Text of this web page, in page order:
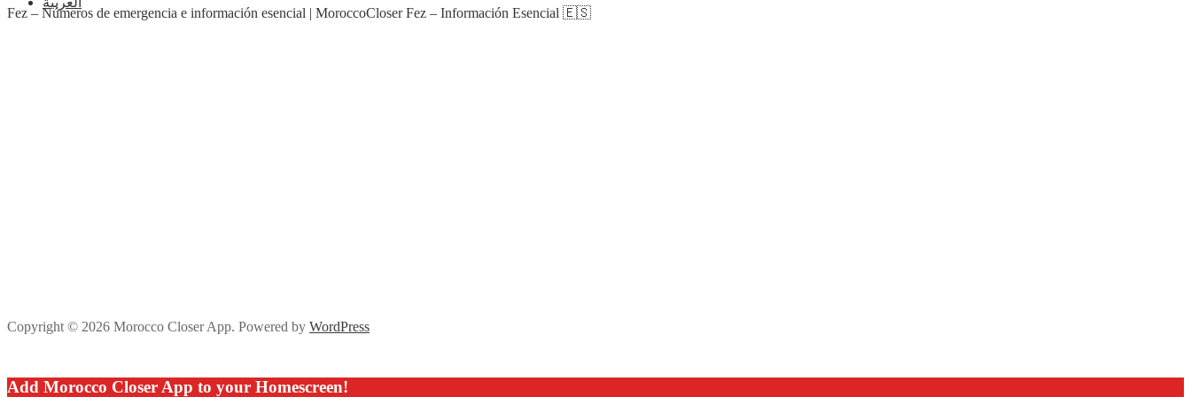
Fez – Números de emergencia e información esencial | MoroccoCloser Fez – Información Esencial 🇪🇸
Copyright © 2026 Morocco Closer App. Powered by WordPress
Add Morocco Closer App to your Homescreen!